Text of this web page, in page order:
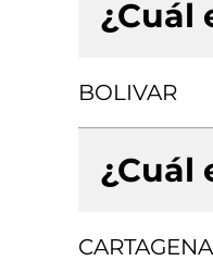
¿Cuál
BOLIVAR
¿Cuál
CARTAGENA